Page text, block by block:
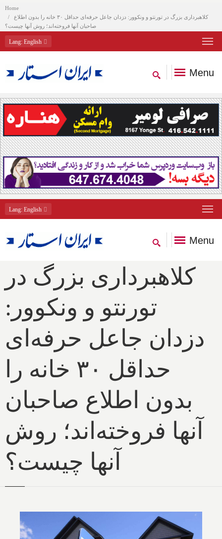
Home
کلاهبرداری بزرگ در تورنتو و ونکوور: دزدان جاعل حرفه‌ای حداقل ۳۰ خانه را بدون اطلاع
صاحبان آنها فروخته‌اند؛ روش آنها چیست؟
Lang: English
Menu
Lang: English
Menu
کلاهبرداری بزرگ در
تورنتو و ونکوور:
دزدان جاعل حرفه‌ای
حداقل ۳۰ خانه را
بدون اطلاع صاحبان
آنها فروخته‌اند؛ روش
آنها چیست؟